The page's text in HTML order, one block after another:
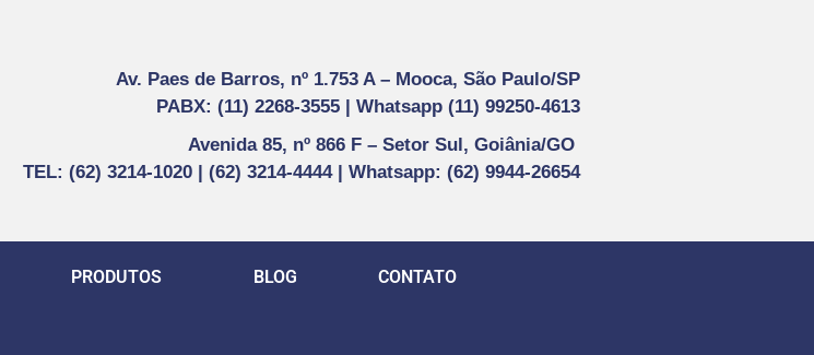
Av. Paes de Barros, nº 1.753 A – Mooca, São Paulo/SP
PABX: (11) 2268-3555 | Whatsapp (11) 99250-4613
Avenida 85, nº 866 F – Setor Sul, Goiânia/GO
TEL: (62) 3214-1020 | (62) 3214-4444 | Whatsapp: (62) 9944-26654
PRODUTOS BLOG CONTATO